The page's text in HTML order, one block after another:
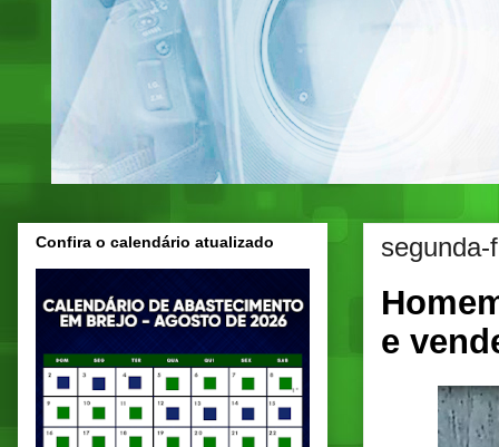
e
Confira o calendário atualizado